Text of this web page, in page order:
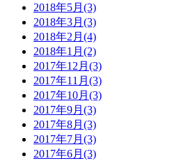
2018年5月(3)
2018年3月(3)
2018年2月(4)
2018年1月(2)
2017年12月(3)
2017年11月(3)
2017年10月(3)
2017年9月(3)
2017年8月(3)
2017年7月(3)
2017年6月(3)